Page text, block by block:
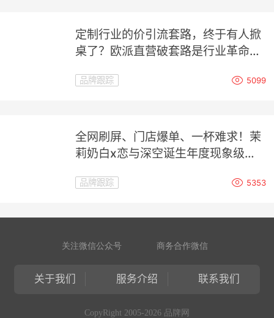
定制行业的价引流套路，终于有人掀
桌了？欧派直营破套路是行业革命，
品牌跟踪 5099
全网刷屏、门店爆单、一杯难求！茉
莉奶白x恋与深空诞生年度现象级联
品牌跟踪 5353
关注微信公众号 商务合作微信
关于我们 服务介绍 联系我们
CopyRight 2005-2026 品牌网